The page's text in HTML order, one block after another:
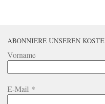
ABONNIERE UNSEREN
Vorname
E-Mail *